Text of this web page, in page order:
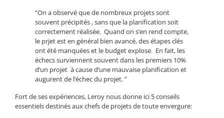
“On a observé que de nombreux projets sont
souvent précipités , sans que la planification soit
correctement réalisée. Quand on s’en rend compte,
le prjet est en général bien avancé, des étapes clés
ont été manquées et le budget explose. En fait, les
échecs surviennent souvent dans les premiers 10%
d’un projet à cause d’une mauvaise planification et
augurent de l’échec du projet. ”
Fort de ses expériences, Leroy nous donne ici 5 conseils
essentiels destinés aux chefs de projets de toute envergure: